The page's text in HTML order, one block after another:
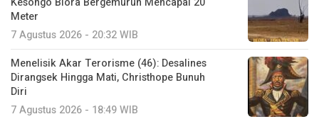
Meter
7 Agustus 2026 - 20:32 WIB
Menelisik Akar Terorisme (46): Desalines
Dirangsek Hingga Mati, Christhope Bunuh
Diri
7 Agustus 2026 - 18:49 WIB